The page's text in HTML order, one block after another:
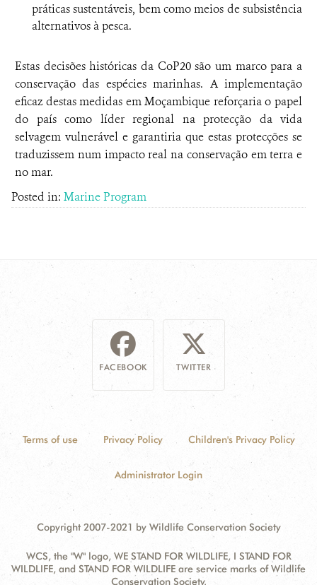
práticas sustentáveis, bem como meios de subsistência
alternativos à pesca.
Estas decisões históricas da CoP20 são um marco para a
conservação das espécies marinhas. A implementação
eficaz destas medidas em Moçambique reforçaria o papel
do país como líder regional na protecção da vida
selvagem vulnerável e garantiria que estas protecções se
traduzissem num impacto real na conservação em terra e
no mar.
Posted in: Marine Program
FACEBOOK TWITTER
Terms of use Privacy Policy Children's Privacy Policy
Administrator Login
Copyright 2007-2021 by Wildlife Conservation Society
WCS, the "W" logo, WE STAND FOR WILDLIFE, I STAND FOR
WILDLIFE, and STAND FOR WILDLIFE are service marks of Wildlife
Conservation Society.